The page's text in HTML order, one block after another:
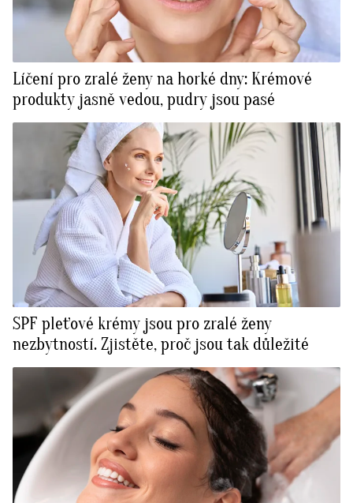
Líčení pro zralé ženy na horké dny: Krémové
produkty jasně vedou, pudry jsou pasé
SPF pleťové krémy jsou pro zralé ženy
nezbytností. Zjistěte, proč jsou tak důležité